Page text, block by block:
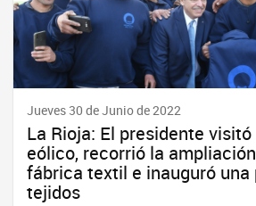
Jueves 30 de Junio de 2022
La Rioja: El presidente
eólico, recorrió la
fábrica textil e inauguró una
tejidos